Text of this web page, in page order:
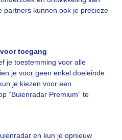
partners kunnen ook je precieze
toegang
je toestemming voor alle
je voor geen enkel doeleinde
je kiezen voor een
“Buienradar Premium” te
en kun je opnieuw